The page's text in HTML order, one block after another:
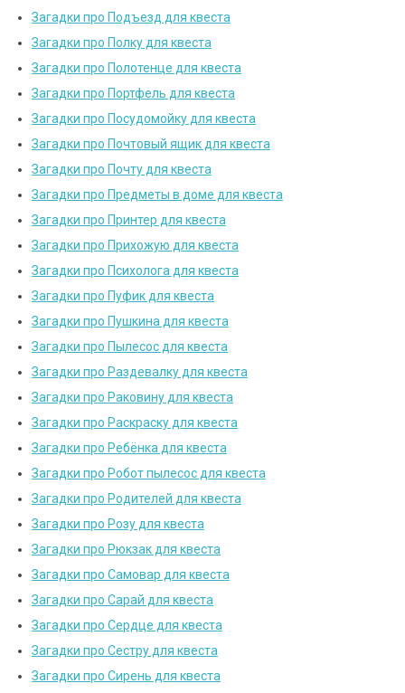
Загадки про Подъезд для квеста
Загадки про Полку для квеста
Загадки про Полотенце для квеста
Загадки про Портфель для квеста
Загадки про Посудомойку для квеста
Загадки про Почтовый ящик для квеста
Загадки про Почту для квеста
Загадки про Предметы в доме для квеста
Загадки про Принтер для квеста
Загадки про Прихожую для квеста
Загадки про Психолога для квеста
Загадки про Пуфик для квеста
Загадки про Пушкина для квеста
Загадки про Пылесос для квеста
Загадки про Раздевалку для квеста
Загадки про Раковину для квеста
Загадки про Раскраску для квеста
Загадки про Ребёнка для квеста
Загадки про Робот пылесос для квеста
Загадки про Родителей для квеста
Загадки про Розу для квеста
Загадки про Рюкзак для квеста
Загадки про Самовар для квеста
Загадки про Сарай для квеста
Загадки про Сердце для квеста
Загадки про Сестру для квеста
Загадки про Сирень для квеста